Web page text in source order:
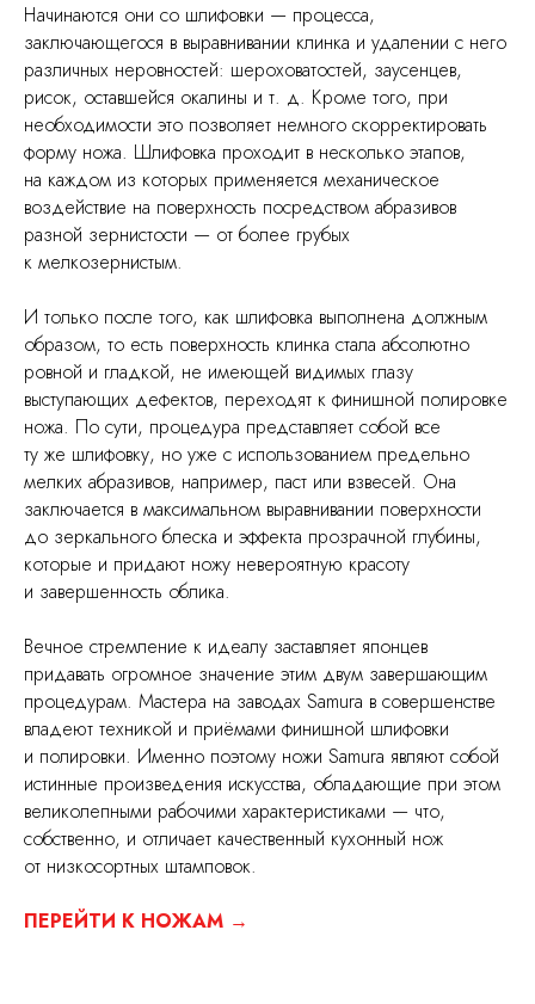
Начинаются они со шлифовки — процесса,
заключающегося в выравнивании клинка и удалении с него
различных неровностей: шероховатостей, заусенцев,
рисок, оставшейся окалины и т. д. Кроме того, при
необходимости это позволяет немного скорректировать
форму ножа. Шлифовка проходит в несколько этапов,
на каждом из которых применяется механическое
воздействие на поверхность посредством абразивов
разной зернистости — от более грубых
к мелкозернистым.
И только после того, как шлифовка выполнена должным
образом, то есть поверхность клинка стала абсолютно
ровной и гладкой, не имеющей видимых глазу
выступающих дефектов, переходят к финишной полировке
ножа. По сути, процедура представляет собой все
ту же шлифовку, но уже с использованием предельно
мелких абразивов, например, паст или взвесей. Она
заключается в максимальном выравнивании поверхности
до зеркального блеска и эффекта прозрачной глубины,
которые и придают ножу невероятную красоту
и завершенность облика.
Вечное стремление к идеалу заставляет японцев
придавать огромное значение этим двум завершающим
процедурам. Мастера на заводах Samura в совершенстве
владеют техникой и приёмами финишной шлифовки
и полировки. Именно поэтому ножи Samura являют собой
истинные произведения искусства, обладающие при этом
великолепными рабочими характеристиками — что,
собственно, и отличает качественный кухонный нож
от низкосортных штамповок.
ПЕРЕЙТИ К НОЖАМ →